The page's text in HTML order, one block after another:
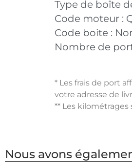
Type de boîte
Code moteur :
Code boite :
Nombre de
* Les frais de port
votre adresse de
** Les
Nous avons